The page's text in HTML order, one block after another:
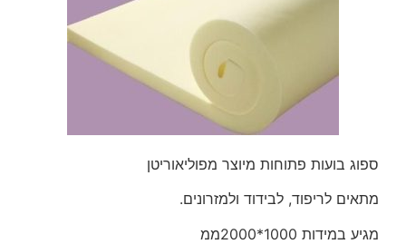
ספוג בועות פתוחות מיוצר מפוליאוריטן
מתאים לריפוד, לבידוד ולמזרונים.
מגיע במידות 1000*2000ממ